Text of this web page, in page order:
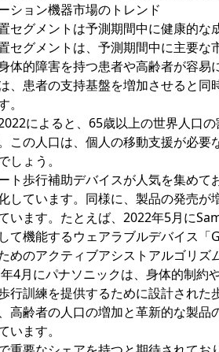
ション機器市場のトレンド
セグメントは予測期間中に健康的な
セグメントは、予測期間中に主要
体的障害を持つ患者や高齢者が容
、患者の支持基盤を増加させると
によると、65歳以上の世界人口
この人口は、個人の移動支援が必
しょう。
ト歩行補助デバイスが人気を集め
しています。同様に、製品の発売
います。たとえば、2022年5月に
て機能するウェアラブルデバイス「
めのアクティブアシストアルゴリズ
4月にパナソニックは、身体的制
行訓練を提供するために設計された
高齢者の人口の増加と革新的な製
います。